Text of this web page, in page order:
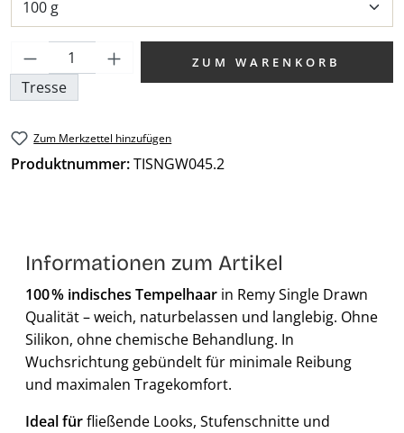
Produkt Anzahl: Gib den gewünschten
Tresse
ZUM WARENKORB
Zum Merkzettel hinzufügen
Produktnummer:TISNGW045.2
Informationen zum Artikel
100 % indisches Tempelhaar in Remy Single Drawn
Qualität – weich, naturbelassen und langlebig. Ohne
Silikon, ohne chemische Behandlung. In
Wuchsrichtung gebündelt für minimale Reibung
und maximalen Tragekomfort.
Ideal fürfließende Looks, Stufenschnitte und